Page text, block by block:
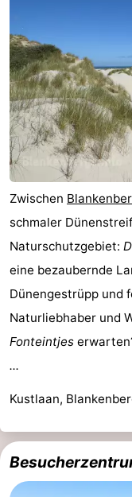
Zwischen
schmaler
Naturschutzgebiet:
eine bezaubernde
Dünengestrüpp und
Naturliebhaber und
Fonteintjes
...
Kustlaan,